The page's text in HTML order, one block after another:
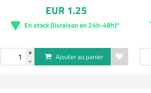
EUR 1.25
En stock (livraison en 24h-48h)*
Ajouter au panier